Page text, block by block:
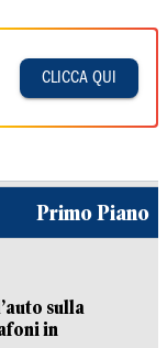
CLICCA QUI
Primo Piano
sulla
in